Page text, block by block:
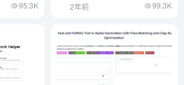
95.3K 2年前 99.3K